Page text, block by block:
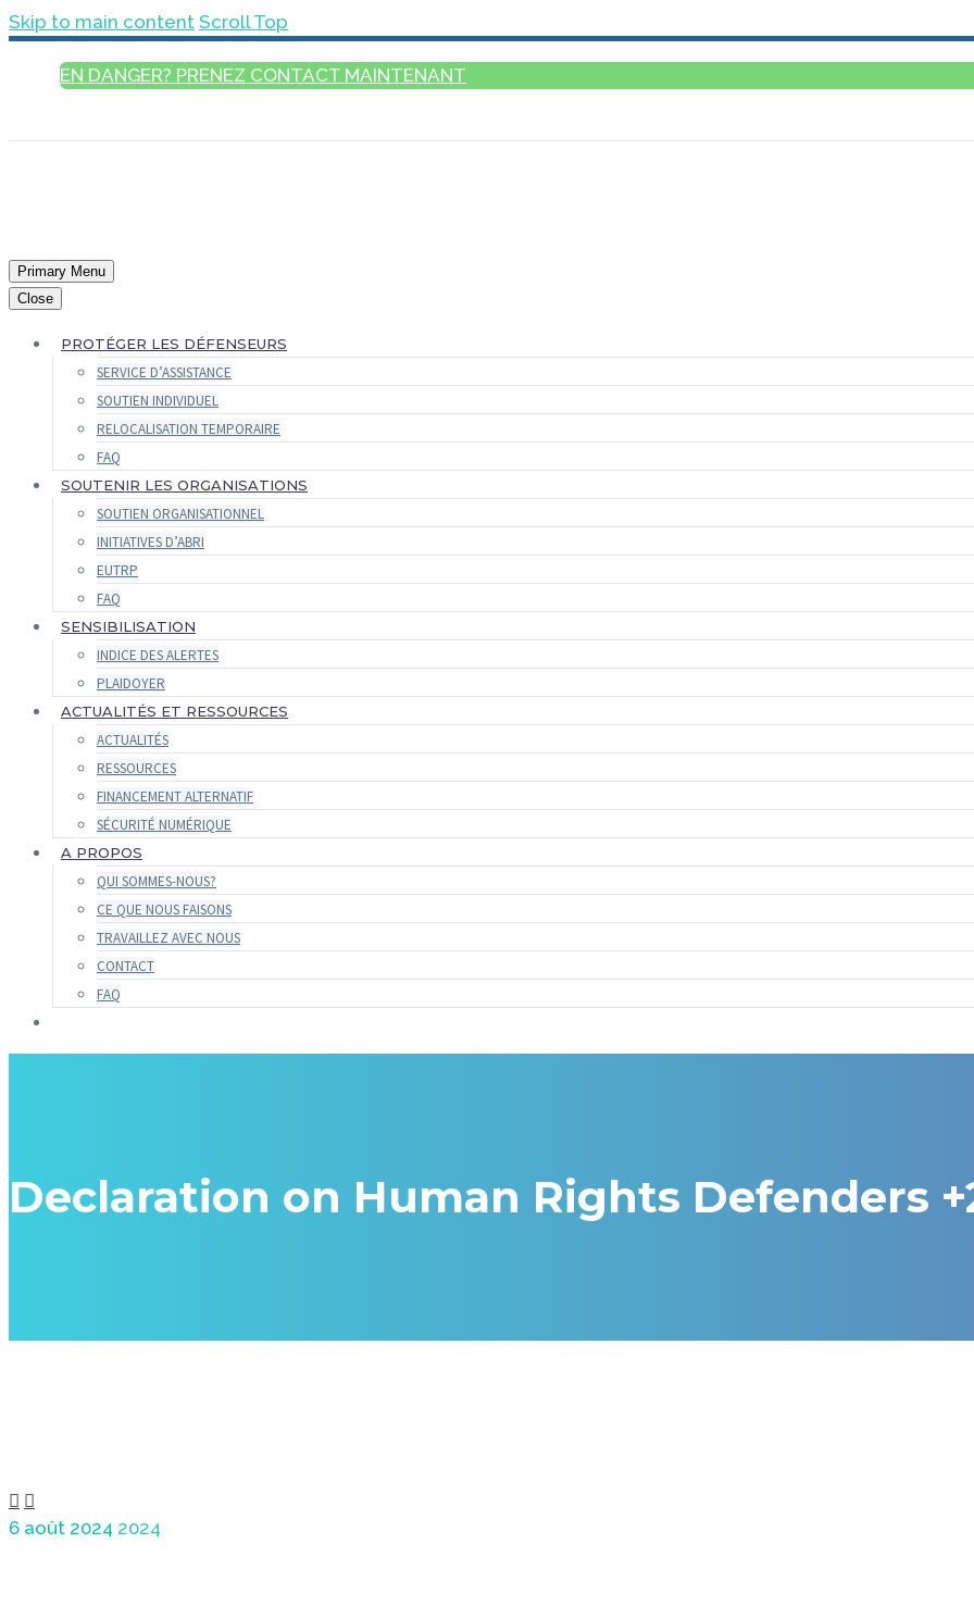
Skip to main content Scroll Top
EN DANGER? PRENEZ CONTACT MAINTENANT
Primary Menu
Close
PROTÉGER LES DÉFENSEURS
SERVICE D’ASSISTANCE
SOUTIEN INDIVIDUEL
RELOCALISATION TEMPORAIRE
FAQ
SOUTENIR LES ORGANISATIONS
SOUTIEN ORGANISATIONNEL
INITIATIVES D’ABRI
EUTRP
FAQ
SENSIBILISATION
INDICE DES ALERTES
PLAIDOYER
ACTUALITÉS ET RESSOURCES
ACTUALITÉS
RESSOURCES
FINANCEMENT ALTERNATIF
SÉCURITÉ NUMÉRIQUE
A PROPOS
QUI SOMMES-NOUS?
CE QUE NOUS FAISONS
TRAVAILLEZ AVEC NOUS
CONTACT
FAQ
Declaration on Human Rights Defenders
 
6 août 2024 2024